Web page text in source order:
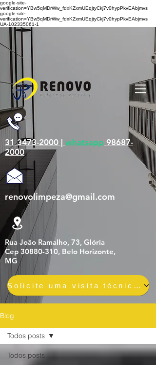
google-site-
verification=YBw5qMDrWw_fdxKZxmUEqjtyCkj7v0hypPkvEAbjmvs
google-site-
verification=YBw5qMDrWw_fdxKZxmUEqjtyCkj7v0hypPkvEAbjmvs
UA-102335061-1
31 3473-2000 | whatsapp 98687-
2000
renovolimpeza@gmail.com
Rua João Ramalho, 73, Glória
Cep 30880-310, Belo Horizonte,
MG
Solicite uma visita técnica gratuita e sem compromisso
Blog
Todos posts
Todos posts